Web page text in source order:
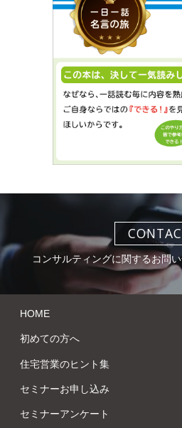
コンサルティングに関するお問
HOME
初めての方へ
住宅営業のヒント集
セミナーお申し込み
セミナーアンケート